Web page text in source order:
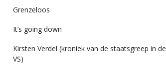
Grenzeloos
It’s going down
Kirsten Verdel (kroniek van de staatsgreep in de
VS)